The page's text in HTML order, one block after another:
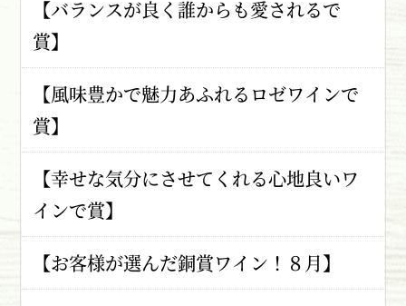
【バランスが良く誰からも愛されるで
賞】
【風味豊かで魅力あふれるロゼワインで
賞】
【幸せな気分にさせてくれる心地良いワ
インで賞】
【お客様が選んだ銅賞ワイン！８月】